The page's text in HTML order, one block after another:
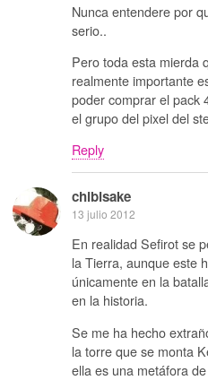
Nunca entendere por
serio..
Pero toda esta mierda
realmente importante
poder comprar el pack
el grupo del pixel del
Reply
chibisake
13 julio 2012
En realidad Sefirot se
la Tierra, aunque este
únicamente en la
en la historia.
Se me ha hecho
la torre que se monta
ella es una metáfora